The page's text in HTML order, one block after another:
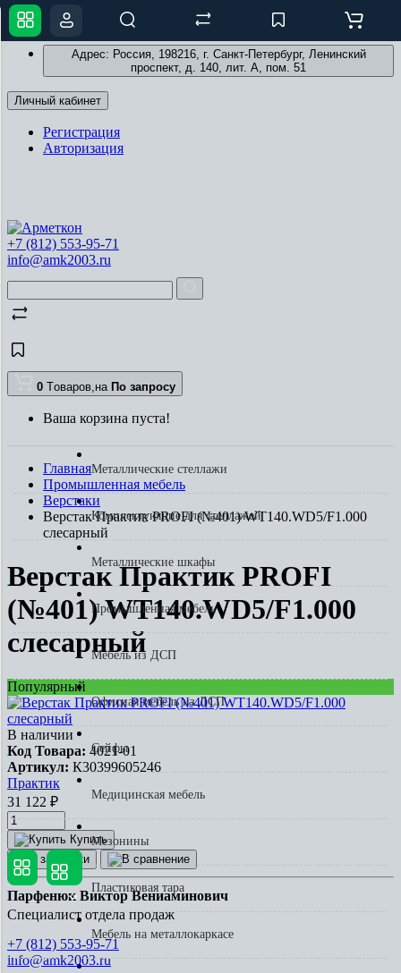
Адрес: Россия, 198216, г. Санкт-Петербург, Ленинский
проспект, д. 140, лит. А, пом. 51
Личный кабинет
Регистрация
Авторизация
+7 (812) 553-95-71
info@amk2003.ru
0 Tоваров,на По запросу
Ваша корзина пуста!
Металлические стеллажи
Комплектующие для стеллажей
Металлические шкафы
Промышленная мебель
Мебель из ДСП
Офисная мебель из ДСП
Сейфы
Медицинская мебель
Мезонины
Пластиковая тара
Мебель на металлокаркасе
Главная
Промышленная мебель
Верстаки
Верстак Практик PROFI (№401) WT140.WD5/F1.000
слесарный
Верстак Практик PROFI
(№401) WT140.WD5/F1.000
слесарный
Популярный
В наличии
Код Товара: 4021-01
Артикул: К30399605246
Практик
31 122 ₽
Купить
Парфенюк Виктор Вениаминович
Специалист отдела продаж
+7 (812) 553-95-71
info@amk2003.ru